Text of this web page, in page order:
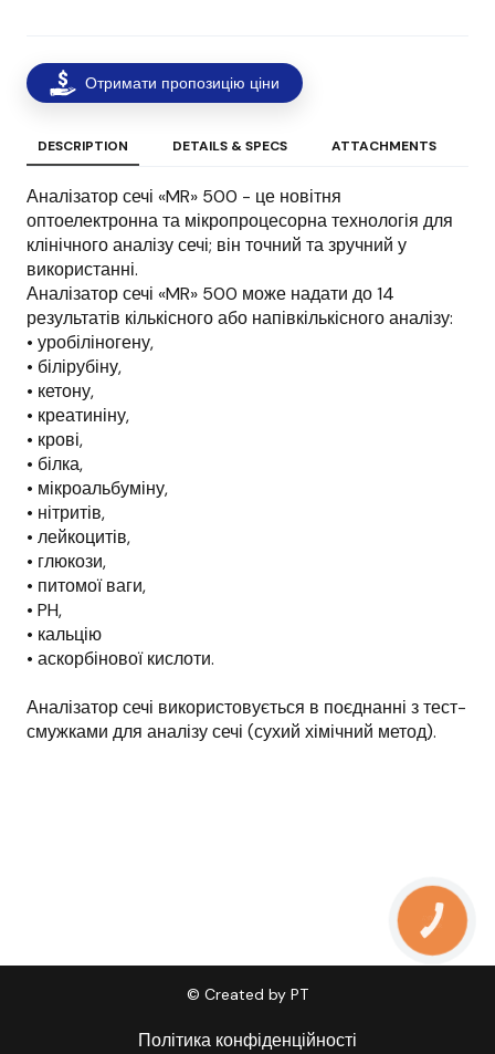
Отримати пропозицію ціни
DESCRIPTION DETAILS & SPECS ATTACHMENTS
Аналізатор сечі «MR» 500 - це новітня
оптоелектронна та мікропроцесорна технологія для
клінічного аналізу сечі; він точний та зручний у
використанні.
Аналізатор сечі «MR» 500 може надати до 14
результатів кількісного або напівкількісного аналізу:
• уробіліногену,
• білірубіну,
• кетону,
• креатиніну,
• крові,
• білка,
• мікроальбуміну,
• нітритів,
• лейкоцитів,
• глюкози,
• питомої ваги,
• PH,
• кальцію
• аскорбінової кислоти.
Аналізатор сечі використовується в поєднанні з тест-
смужками для аналізу сечі (сухий хімічний метод).
© Created by PT
Політика конфіденційності
КНОПКА
ЗВ'ЯЗКУ